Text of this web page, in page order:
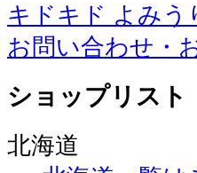
キドキド よみう
お問い合わせ・
ショップリスト
北海道